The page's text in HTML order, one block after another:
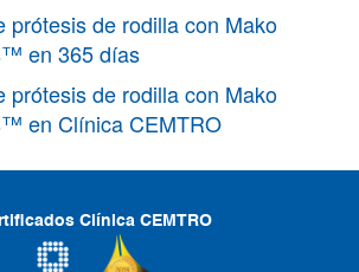
prótesis de rodilla con Mako
en 365 días
prótesis de rodilla con Mako
en Clínica CEMTRO
Clínica CEMTRO